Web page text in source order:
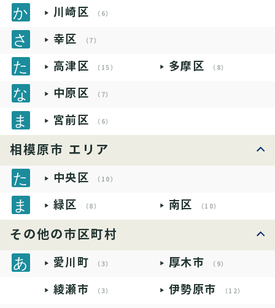
川崎区 （6）
幸区 （7）
高津区 （15） 多摩区 （8）
中原区 （7）
宮前区 （6）
相模原市 エリア
中央区 （10）
緑区 （8） 南区 （10）
その他の市区町村
愛川町 （3） 厚木市 （9）
綾瀬市 （3） 伊勢原市 （12）